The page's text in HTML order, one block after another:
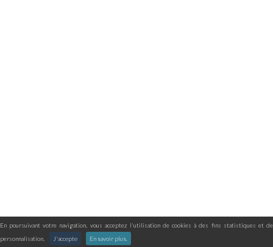
En poursuivant votre navigation, vous acceptez l'utilisation de cookies à des fins statistiques et de
personnalisation.
J'accepte En savoir plus.